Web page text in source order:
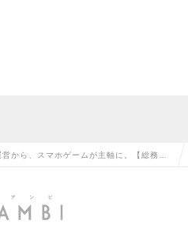
から、スマホゲームが主軸に。【総務】
の求人情報